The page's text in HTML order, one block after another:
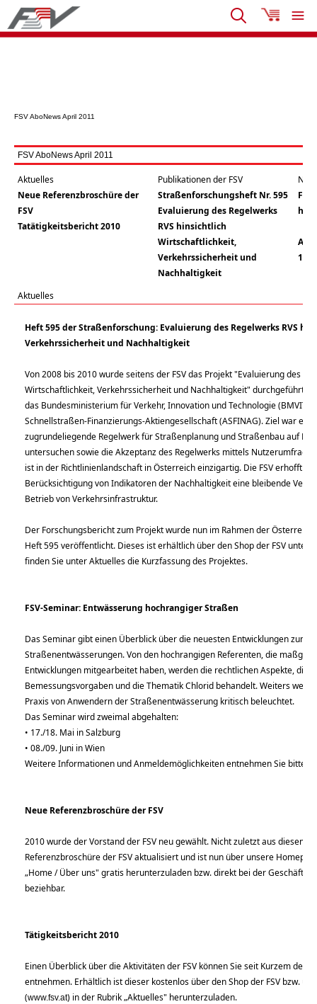
FSV AboNews April 2011
FSV AboNews April 2011
Aktuelles Publikationen der FSV
Neue Referenzbroschüre der
FSV
Tatätigkeitsbericht 2010
Straßenforschungsheft Nr. 595
Evaluierung des Regelwerks
RVS hinsichtlich
Wirtschaftlichkeit,
Verkehrssicherheit und
Nachhaltigkeit
13./
Aktuelles
Heft 595 der Straßenforschung: Evaluierung des Regelwerks RVS
Verkehrssicherheit und Nachhaltigkeit
Von 2008 bis 2010 wurde seitens der FSV das Projekt "Evaluierung des
Wirtschaftlichkeit, Verkehrssicherheit und Nachhaltigkeit" durchgeführt.
das Bundesministerium für Verkehr, Innovation und Technologie (BMVIT)
Schnellstraßen-Finanzierungs-Aktiengesellschaft (ASFINAG). Ziel war es,
zugrundeliegende Regelwerk für Straßenplanung und Straßenbau auf
untersuchen sowie die Akzeptanz des Regelwerks mittels Nutzerumfrage
ist in der Richtlinienlandschaft in Österreich einzigartig. Die FSV erhofft
Berücksichtigung von Indikatoren der Nachhaltigkeit eine bleibende
Betrieb von Verkehrsinfrastruktur.
Der Forschungsbericht zum Projekt wurde nun im Rahmen der
Heft 595 veröffentlicht. Dieses ist erhältlich über den Shop der FSV unter
finden Sie unter Aktuelles die Kurzfassung des Projektes.
FSV-Seminar: Entwässerung hochrangiger Straßen
Das Seminar gibt einen Überblick über die neuesten Entwicklungen zum
Straßenentwässerungen. Von den hochrangigen Referenten, die
Entwicklungen mitgearbeitet haben, werden die rechtlichen Aspekte, die
Bemessungsvorgaben und die Thematik Chlorid behandelt. Weiters
Praxis von Anwendern der Straßenentwässerung kritisch beleuchtet.
Das Seminar wird zweimal abgehalten:
• 17./18. Mai in Salzburg
• 08./09. Juni in Wien
Weitere Informationen und Anmeldemöglichkeiten entnehmen Sie bitte
Neue Referenzbroschüre der FSV
2010 wurde der Vorstand der FSV neu gewählt. Nicht zuletzt aus diesem
Referenzbroschüre der FSV aktualisiert und ist nun über unsere
„Home / Über uns" gratis herunterzuladen bzw. direkt bei der
beziehbar.
Tätigkeitsbericht 2010
Einen Überblick über die Aktivitäten der FSV können Sie seit Kurzem dem
entnehmen. Erhältlich ist dieser kostenlos über den Shop der FSV bzw.
(www.fsv.at) in der Rubrik „Aktuelles" herunterzuladen.